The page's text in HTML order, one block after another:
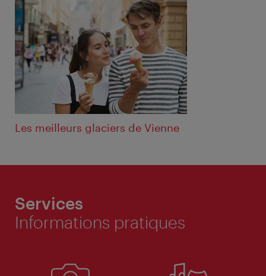
Les meilleurs glaciers de Vienne
Services
Informations pratiques